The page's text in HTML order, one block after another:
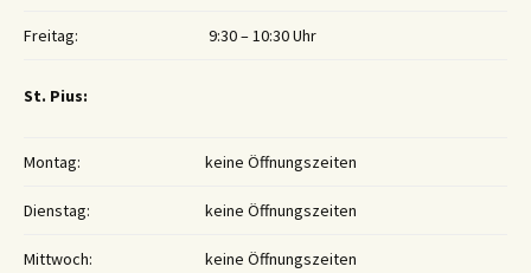
Freitag: 9:30 – 10:30 Uhr
St. Pius:
Montag: keine Öffnungszeiten
Dienstag: keine Öffnungszeiten
Mittwoch: keine Öffnungszeiten